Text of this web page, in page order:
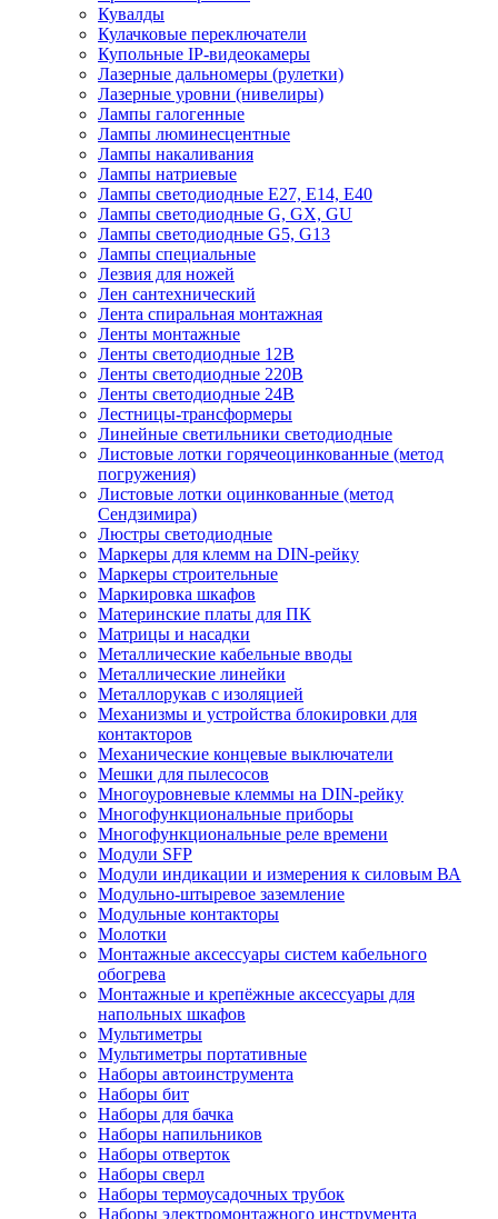
Кувалды
Кулачковые переключатели
Купольные IP-видеокамеры
Лазерные дальномеры (рулетки)
Лазерные уровни (нивелиры)
Лампы галогенные
Лампы люминесцентные
Лампы накаливания
Лампы натриевые
Лампы светодиодные E27, E14, E40
Лампы светодиодные G, GX, GU
Лампы светодиодные G5, G13
Лампы специальные
Лезвия для ножей
Лен сантехнический
Лента спиральная монтажная
Ленты монтажные
Ленты светодиодные 12В
Ленты светодиодные 220В
Ленты светодиодные 24В
Лестницы-трансформеры
Линейные светильники светодиодные
Листовые лотки горячеоцинкованные (метод
погружения)
Листовые лотки оцинкованные (метод
Сендзимира)
Люстры светодиодные
Маркеры для клемм на DIN-рейку
Маркеры строительные
Маркировка шкафов
Материнские платы для ПК
Матрицы и насадки
Металлические кабельные вводы
Металлические линейки
Металлорукав с изоляцией
Механизмы и устройства блокировки для
контакторов
Механические концевые выключатели
Мешки для пылесосов
Многоуровневые клеммы на DIN-рейку
Многофункциональные приборы
Многофункциональные реле времени
Модули SFP
Модули индикации и измерения к силовым ВА
Модульно-штыревое заземление
Модульные контакторы
Молотки
Монтажные аксессуары систем кабельного
обогрева
Монтажные и крепёжные аксессуары для
напольных шкафов
Мультиметры
Мультиметры портативные
Наборы автоинструмента
Наборы бит
Наборы для бачка
Наборы напильников
Наборы отверток
Наборы сверл
Наборы термоусадочных трубок
Наборы электромонтажного инструмента